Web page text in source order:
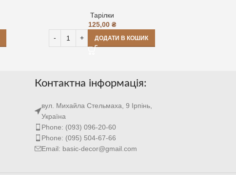
Тарілки
125,00 ₴
ДОДАТИ В КОШИК
Контактна інформація:
вул. Михайла Стельмаха, 9 Ірпінь,
Україна
Phone: (093) 096-20-60
Phone: (095) 504-67-66
Email: basic-decor@gmail.com